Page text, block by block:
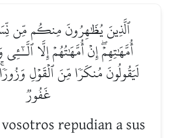
ٱلَّذِينَ يُظَٰهِرُونَ مِنكُم مِّن
أُمَّهَٰتِهِمۡۖ إِنۡ أُمَّهَٰتُهُمۡ إِلَّا ٱلَّـٰٓـِٔي
لَيَقُولُونَ مُنكَرٗا مِّنَ ٱلۡقَوۡلِ
غَفُورٞ
repudian a sus